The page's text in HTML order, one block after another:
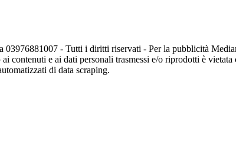
03976881007 - Tutti i diritti riservati - Per la pubblicità
ai contenuti e ai dati personali trasmessi e/o riprodotti è
di data scraping.